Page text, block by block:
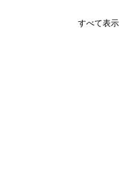
すべて表示